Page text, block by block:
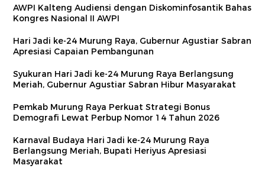
AWPI Kalteng Audiensi dengan Diskominfosantik Bahas
Kongres Nasional II AWPI
Hari Jadi ke-24 Murung Raya, Gubernur Agustiar Sabran
Apresiasi Capaian Pembangunan
Syukuran Hari Jadi ke-24 Murung Raya Berlangsung
Meriah, Gubernur Agustiar Sabran Hibur Masyarakat
Pemkab Murung Raya Perkuat Strategi Bonus
Demografi Lewat Perbup Nomor 14 Tahun 2026
Karnaval Budaya Hari Jadi ke-24 Murung Raya
Berlangsung Meriah, Bupati Heriyus Apresiasi
Masyarakat